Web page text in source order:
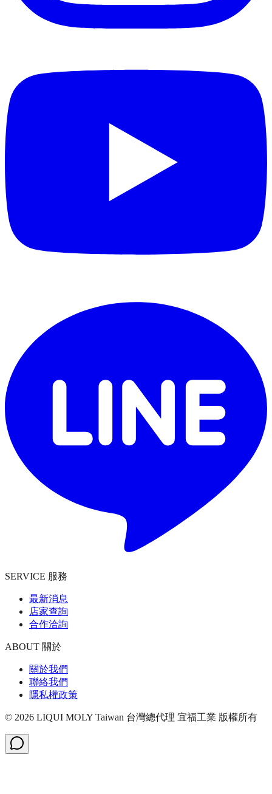
SERVICE 服務
最新消息
店家查詢
合作洽詢
ABOUT 關於
關於我們
聯絡我們
隱私權政策
© 2026 LIQUI MOLY Taiwan 台灣總代理 宜福工業 版權所有